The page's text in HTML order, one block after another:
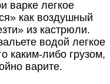
варке легкое
как воздушный
из кастрюли.
водой легкое
каким-либо грузом,
варите.